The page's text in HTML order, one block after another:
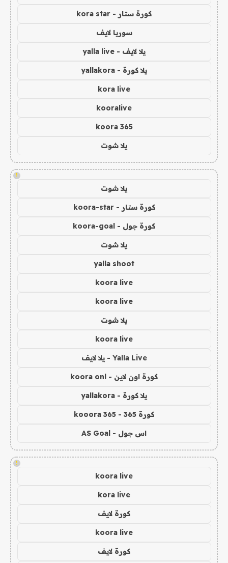
كورة ستار - kora star
سوريا لايف
يلا لايف - yalla live
يلا كورة - yallakora
kora live
kooralive
koora 365
يلا شوت
!
يلا شوت
كورة ستار - koora-star
كورة جول - koora-goal
يلا شوت
yalla shoot
koora live
koora live
يلا شوت
koora live
Yalla Live - يلا لايف
كورة اون لاين - koora onl
يلا كورة - yallakora
كورة 365 - kooora 365
اس جول - AS Goal
!
koora live
kora live
كورة لايف
koora live
كورة لايف